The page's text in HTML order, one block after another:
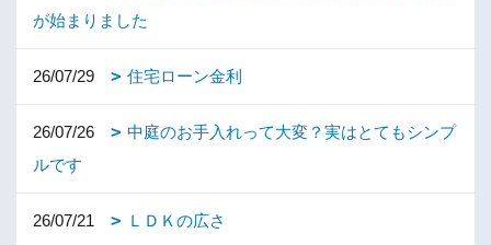
が始まりました
26/07/29 住宅ローン金利
26/07/26
中庭のお手入れって大変？実はとてもシンプ
ルです
26/07/21 ＬＤＫの広さ